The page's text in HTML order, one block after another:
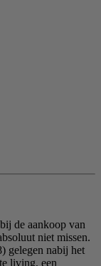
de aankoop van
niet missen.
gelegen nabij het
living, een